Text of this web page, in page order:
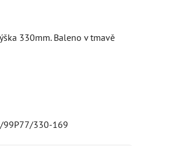
330mm. Baleno v tmavě
330-169